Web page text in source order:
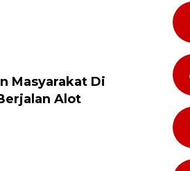
Masyarakat Di
Alot